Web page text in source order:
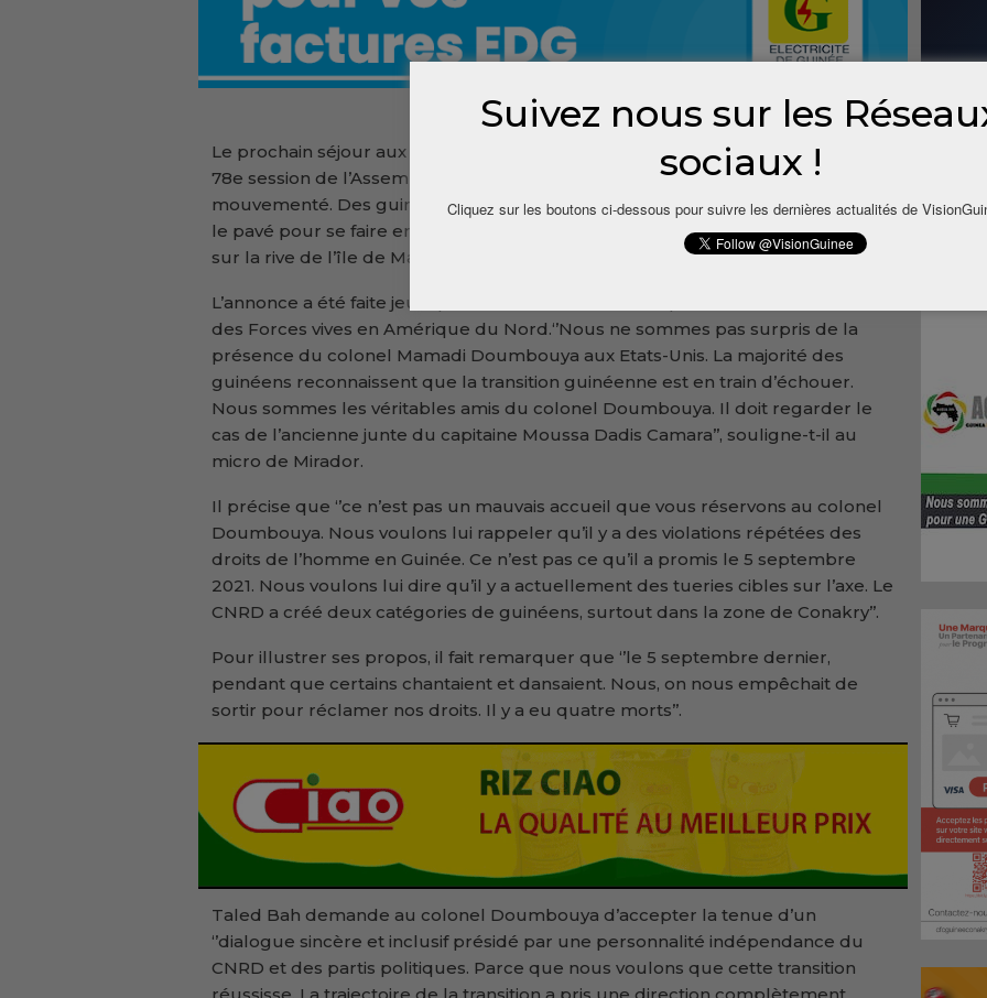
Le prochain séjour aux Etats-Unis du colonel Mamadi Doumbouya, attendu à la
78e session de l’Assemblée générale des Nations unies, risque d’être
mouvementé. Des guinéens vivant en Amérique du Nord envisagent de battre
le pavé pour se faire entendre devant le siège de l’institution située à New York
sur la rive de l’île de Manhattan, au bord de l’East River.
L’annonce a été faite jeudi par Taleb Bah, l’un des responsables de l’antenne
des Forces vives en Amérique du Nord.‘’Nous ne sommes pas surpris de la
présence du colonel Mamadi Doumbouya aux Etats-Unis. La majorité des
guinéens reconnaissent que la transition guinéenne est en train d’échouer.
Nous sommes les véritables amis du colonel Doumbouya. Il doit regarder le
cas de l’ancienne junte du capitaine Moussa Dadis Camara’’, souligne-t-il au
micro de Mirador.
Il précise que ‘’ce n’est pas un mauvais accueil que vous réservons au colonel
Doumbouya. Nous voulons lui rappeler qu’il y a des violations répétées des
droits de l’homme en Guinée. Ce n’est pas ce qu’il a promis le 5 septembre
2021. Nous voulons lui dire qu’il y a actuellement des tueries cibles sur l’axe. Le
CNRD a créé deux catégories de guinéens, surtout dans la zone de Conakry’’.
Pour illustrer ses propos, il fait remarquer que ‘’le 5 septembre dernier,
pendant que certains chantaient et dansaient. Nous, on nous empêchait de
sortir pour réclamer nos droits. Il y a eu quatre morts’’.
Taled Bah demande au colonel Doumbouya d’accepter la tenue d’un
‘’dialogue sincère et inclusif présidé par une personnalité indépendance du
CNRD et des partis politiques. Parce que nous voulons que cette transition
Suivez nous sur les
sociaux !
Cliquez sur les boutons ci-dessous pour suivre les dernières actualités de